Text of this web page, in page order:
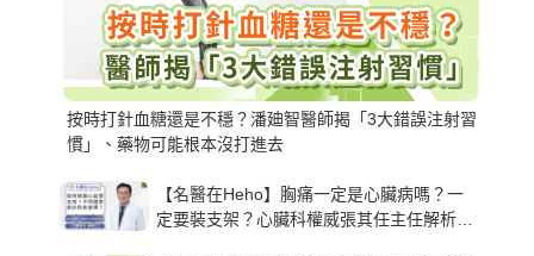
按時打針血糖還是不穩？潘廸智醫師揭「3大錯誤注射習
慣」、藥物可能根本沒打進去
【名醫在Heho】胸痛一定是心臟病嗎？一
定要裝支架？心臟科權威張其任主任解析支